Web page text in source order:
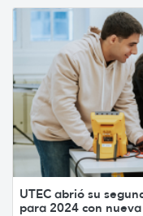
UTEC abrió su
para 2024 con